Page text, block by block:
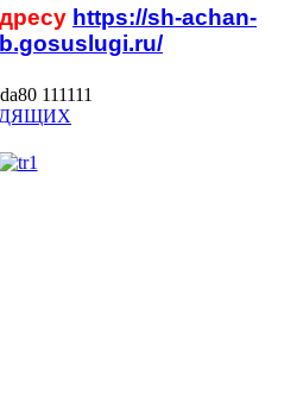
https://sh-achan-